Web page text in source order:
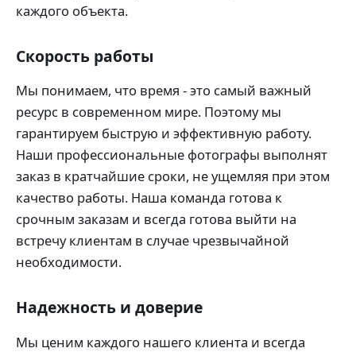
каждого объекта.
Скорость работы
Мы понимаем, что время - это самый важный
ресурс в современном мире. Поэтому мы
гарантируем быструю и эффективную работу.
Наши профессиональные фотографы выполнят
заказ в кратчайшие сроки, не ущемляя при этом
качество работы. Наша команда готова к
срочным заказам и всегда готова выйти на
встречу клиентам в случае чрезвычайной
необходимости.
Надежность и доверие
Мы ценим каждого нашего клиента и всегда